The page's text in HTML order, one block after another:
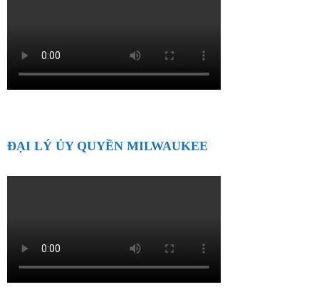
ĐẠI LÝ ỦY QUYỀN MILWAUKEE